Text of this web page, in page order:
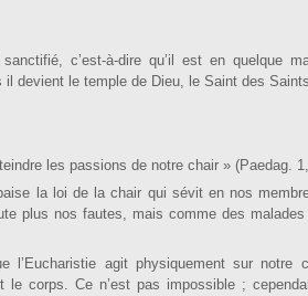
c’est-à-dire qu’il est en quelque
devient le temple de Dieu, le Saint des
les passions de notre chair » (Paedag.
la loi de la chair qui sévit en nos
plus nos fautes, mais comme des malades
agit physiquement sur notre
le corps. Ce n’est pas impossible ;